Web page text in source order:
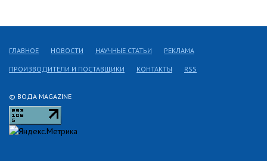
© ВОДА MAGAZINE
ГЛАВНОЕ НОВОСТИ НАУЧНЫЕ СТАТЬИ РЕКЛАМА
ПРОИЗВОДИТЕЛИ И ПОСТАВЩИКИ КОНТАКТЫ RSS